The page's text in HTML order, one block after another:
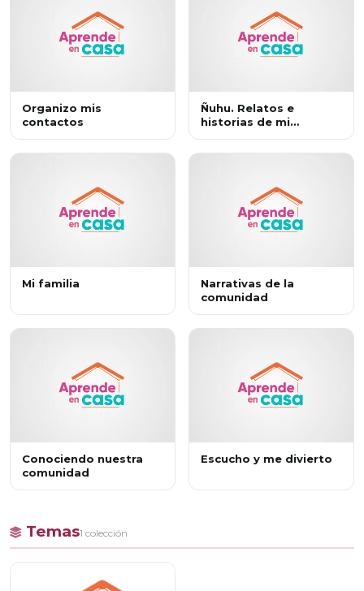
Organizo mis
contactos
Ñuhu. Relatos e
historias de mi
Mi familia
Narrativas de la
comunidad
Conociendo nuestra
comunidad
Escucho y me divierto
Temas1 colección